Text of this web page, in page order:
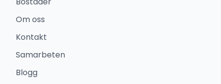
Om oss
Kontakt
Samarbeten
Blogg